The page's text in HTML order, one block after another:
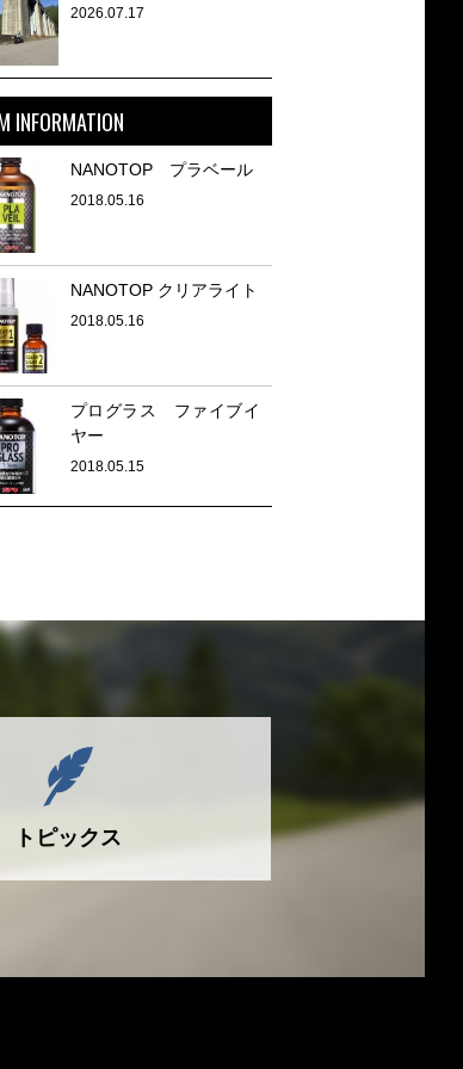
2026.07.17
INFORMATION
NANOTOP プラベール
2018.05.16
NANOTOP クリアライト
2018.05.16
プログラス ファイブイ
ヤー
2018.05.15
トピックス